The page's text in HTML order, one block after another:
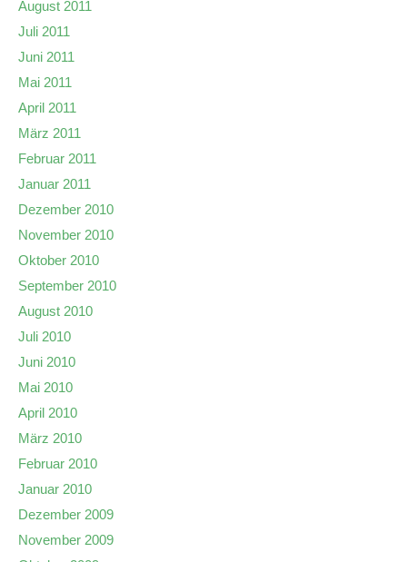
August 2011
Juli 2011
Juni 2011
Mai 2011
April 2011
März 2011
Februar 2011
Januar 2011
Dezember 2010
November 2010
Oktober 2010
September 2010
August 2010
Juli 2010
Juni 2010
Mai 2010
April 2010
März 2010
Februar 2010
Januar 2010
Dezember 2009
November 2009